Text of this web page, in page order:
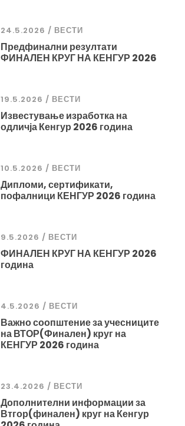
24.5.2026 / ВЕСТИ
Предфинални резултати
ФИНАЛЕН КРУГ НА КЕНГУР 2026
19.5.2026 / ВЕСТИ
Известување изработка на
одличја Кенгур 2026 година
10.5.2026 / ВЕСТИ
Дипломи, сертификати,
пофалници КЕНГУР 2026 година
9.5.2026 / ВЕСТИ
ФИНАЛЕН КРУГ НА КЕНГУР 2026
година
4.5.2026 / ВЕСТИ
Важно соопштение за учесниците
на ВТОР(Финален) круг на
КЕНГУР 2026 година
23.4.2026 / ВЕСТИ
Дополнителни информации за
Втгор(финален) круг на Кенгур